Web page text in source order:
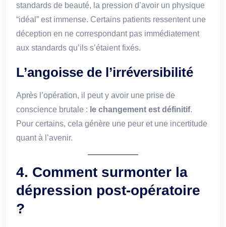
standards de beauté, la pression d’avoir un physique
“idéal” est immense. Certains patients ressentent une
déception en ne correspondant pas immédiatement
aux standards qu’ils s’étaient fixés.
L’angoisse de l’irréversibilité
Après l’opération, il peut y avoir une prise de
conscience brutale : le changement est définitif.
Pour certains, cela génère une peur et une incertitude
quant à l’avenir.
4. Comment surmonter la
dépression post-opératoire
?